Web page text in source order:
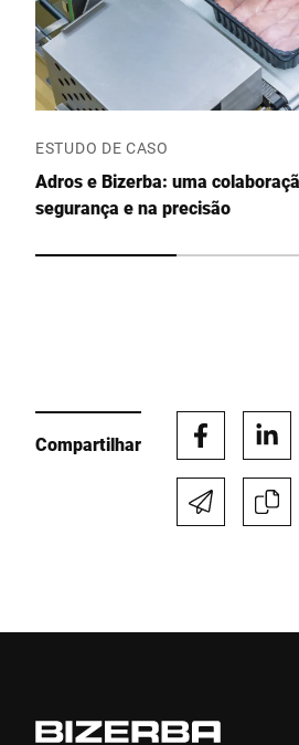
País *
Anti-Robot Verification
Click to start
ESTUDO DE CASO
Adros e Bizerba: uma
segurança e na precisão
Compartilhar